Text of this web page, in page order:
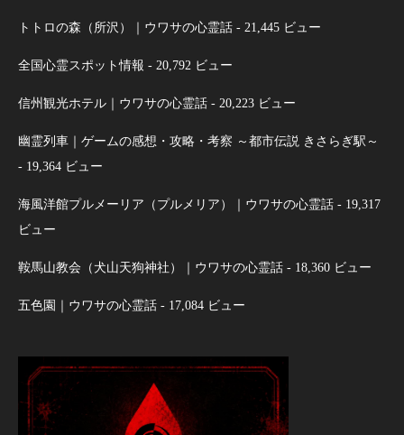
トトロの森（所沢）｜ウワサの心霊話 - 21,445 ビュー
全国心霊スポット情報 - 20,792 ビュー
信州観光ホテル｜ウワサの心霊話 - 20,223 ビュー
幽霊列車｜ゲームの感想・攻略・考察 ～都市伝説 きさらぎ駅～
- 19,364 ビュー
海風洋館プルメーリア（プルメリア）｜ウワサの心霊話 - 19,317
ビュー
鞍馬山教会（犬山天狗神社）｜ウワサの心霊話 - 18,360 ビュー
五色園｜ウワサの心霊話 - 17,084 ビュー